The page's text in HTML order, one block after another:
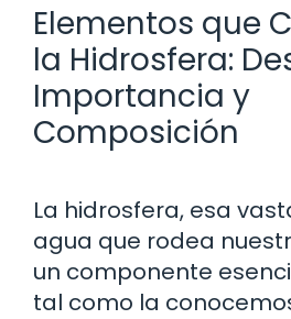
Elementos que
la Hidrosfera:
Importancia y
Composición
La hidrosfera, esa
agua que rodea
un componente
tal como la